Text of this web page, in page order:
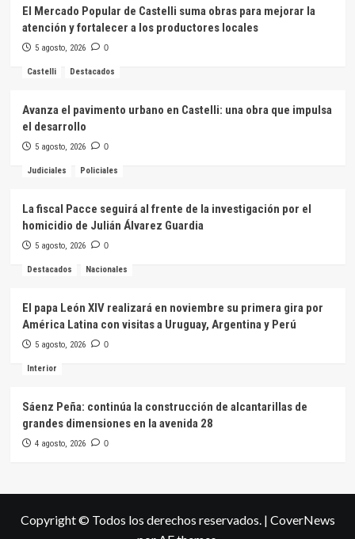
El Mercado Popular de Castelli suma obras para mejorar la
atención y fortalecer a los productores locales
5 agosto, 2026 0
Castelli Destacados
Avanza el pavimento urbano en Castelli: una obra que impulsa
el desarrollo
5 agosto, 2026 0
Judiciales Policiales
La fiscal Pacce seguirá al frente de la investigación por el
homicidio de Julián Álvarez Guardia
5 agosto, 2026 0
Destacados Nacionales
El papa León XIV realizará en noviembre su primera gira por
América Latina con visitas a Uruguay, Argentina y Perú
5 agosto, 2026 0
Interior
Sáenz Peña: continúa la construcción de alcantarillas de
grandes dimensiones en la avenida 28
4 agosto, 2026 0
Copyright © Todos los derechos reservados. | CoverNews